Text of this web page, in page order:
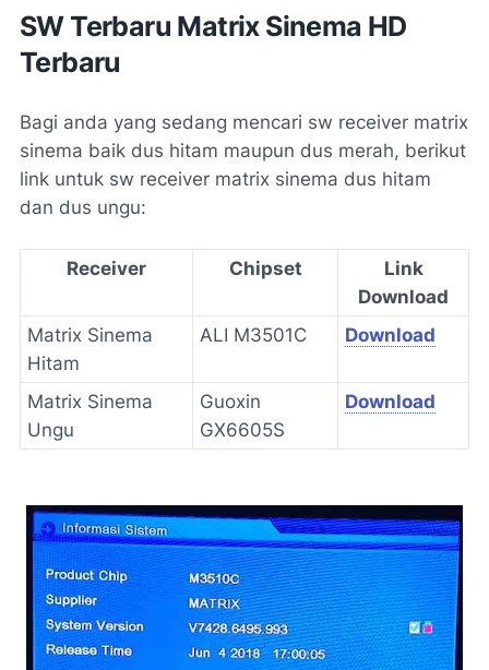
SW Terbaru Matrix Sinema HD
Terbaru
Bagi anda yang sedang mencari sw receiver matrix
sinema baik dus hitam maupun dus merah, berikut
link untuk sw receiver matrix sinema dus hitam
dan dus ungu:
Receiver Chipset
Link
Download
Matrix Sinema
Hitam
ALI M3501C Download
Matrix Sinema
Ungu
Guoxin
GX6605S
Download